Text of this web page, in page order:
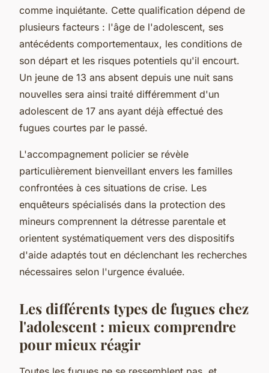
comme inquiétante. Cette qualification dépend de
plusieurs facteurs : l'âge de l'adolescent, ses
antécédents comportementaux, les conditions de
son départ et les risques potentiels qu'il encourt.
Un jeune de 13 ans absent depuis une nuit sans
nouvelles sera ainsi traité différemment d'un
adolescent de 17 ans ayant déjà effectué des
fugues courtes par le passé.
L'accompagnement policier se révèle
particulièrement bienveillant envers les familles
confrontées à ces situations de crise. Les
enquêteurs spécialisés dans la protection des
mineurs comprennent la détresse parentale et
orientent systématiquement vers des dispositifs
d'aide adaptés tout en déclenchant les recherches
nécessaires selon l'urgence évaluée.
Les différents types de fugues chez
l'adolescent : mieux comprendre
pour mieux réagir